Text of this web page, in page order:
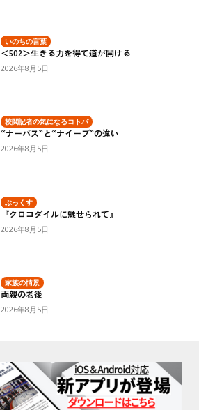
いのちの言葉
＜502＞生きる力を得て道が開ける
2026年8月5日
校閲記者の気になるコトバ
“ナーバス”と“ナイーブ”の違い
2026年8月5日
ぶっくす
『クロコダイルに魅せられて』
2026年8月5日
家族の情景
両親の老後
2026年8月5日